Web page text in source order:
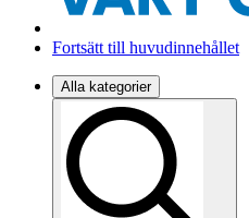
Fortsätt till huvudinnehållet
Alla kategorier